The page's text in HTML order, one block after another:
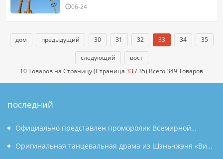
06-24
дом предыдущий 30 31 32 33 34 35
следующий
вост
10 Товаров на Страницу (Страница 33/ 35) Всего 349 Товаров
последний
Официально представлен проморолик Всемирной
конференции по производству 2026 года: Аньхой
Оригинальная танцевальная драма из Шэньчжэня «Вин